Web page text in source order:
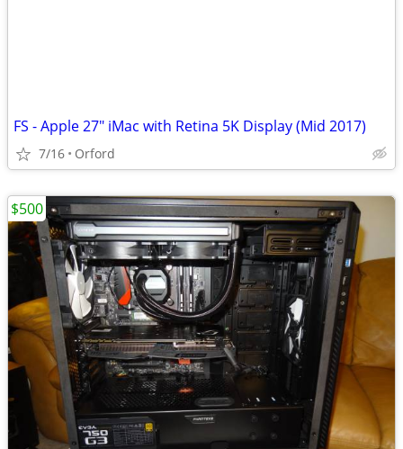
FS - Apple 27" iMac with Retina 5K Display (Mid 2017)
7/16 Orford
$500